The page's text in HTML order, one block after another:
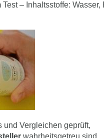
– Inhaltsstoffe:
und Vergleichen geprüft,